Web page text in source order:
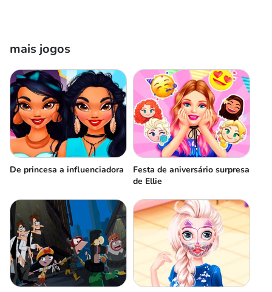
mais jogos
De princesa a influenciadora
Festa de aniversário surpresa
de Ellie